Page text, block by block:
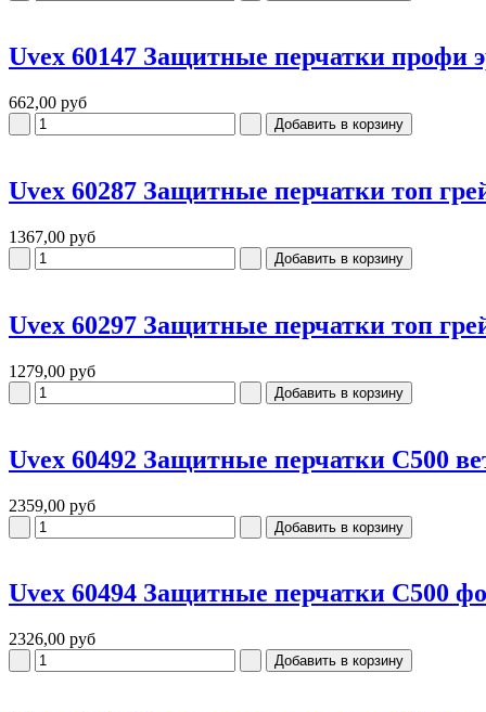
Uvex 60147 Защитные перчатки профи
662,00 руб
Uvex 60287 Защитные перчатки топ
1367,00 руб
Uvex 60297 Защитные перчатки топ
1279,00 руб
Uvex 60492 Защитные перчатки C500
2359,00 руб
Uvex 60494 Защитные перчатки C500
2326,00 руб